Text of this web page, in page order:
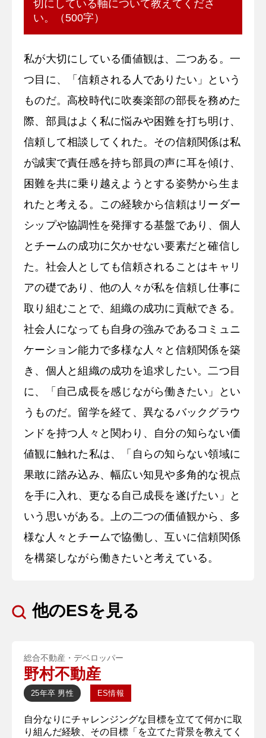
切にしている軸について教えてくださ
い。（500字）
私が大切にしている価値観は、二つある。一
つ目に、「信頼される人でありたい」という
ものだ。高校時代に吹奏楽部の部長を務めた
際、部員はよく私に悩みや困難を打ち明け、
信頼して相談してくれた。その信頼関係は私
が誠実で責任感を持ち部員の声に耳を傾け、
困難を共に乗り越えようとする姿勢から生ま
れたと考える。この経験から信頼はリーダー
シップや協調性を発揮する基盤であり、個人
とチームの成功に欠かせない要素だと確信し
た。社会人としても信頼されることはキャリ
アの礎であり、他の人々が私を信頼し仕事に
取り組むことで、組織の成功に貢献できる。
社会人になっても自身の強みであるコミュニ
ケーション能力で多様な人々と信頼関係を築
き、個人と組織の成功を追求したい。二つ目
に、「自己成長を感じながら働きたい」とい
うものだ。留学を経て、異なるバックグラウ
ンドを持つ人々と関わり、自分の知らない価
値観に触れた私は、「自らの知らない領域に
果敢に踏み込み、幅広い知見や多角的な視点
を手に入れ、更なる自己成長を遂げたい」と
いう思いがある。上の二つの価値観から、多
様な人々とチームで協働し、互いに信頼関係
を構築しながら働きたいと考えている。
他のESを見る
総合不動産・デベロッパー
野村不動産
25年卒 男性 ES情報
自分なりにチャレンジングな目標を立てて何かに取
り組んだ経験、その目標「を立てた背景を教えてく